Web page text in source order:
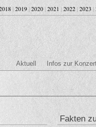
|2019 | 2020 | 2021 | 2022 | 2023|
Aktuell Infos zur
Fakten